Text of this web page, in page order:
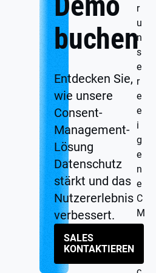
buchen
Entdecken Sie,
wie unsere
Consent-
Management-
Lösung
Datenschutz
stärkt und das
Nutzererlebnis
verbessert.
SALES
KONTAKTIEREN
r
u
n
s
e
r
e
e
i
g
e
n
e
C
M
P